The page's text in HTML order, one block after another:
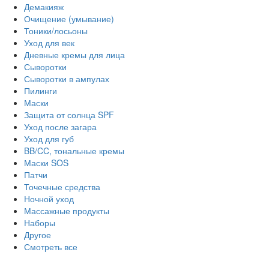
Демакияж
Очищение (умывание)
Тоники/лосьоны
Уход для век
Дневные кремы для лица
Сыворотки
Сыворотки в ампулах
Пилинги
Маски
Защита от солнца SPF
Уход после загара
Уход для губ
BB/CC, тональные кремы
Маски SOS
Патчи
Точечные средства
Ночной уход
Массажные продукты
Наборы
Другое
Смотреть все